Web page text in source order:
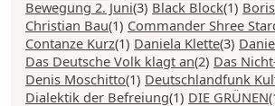
Bewegung 2. Juni(3) Black Block(1)
Christian Bau(1) Commander Shree
Contanze Kurz(1) Daniela Klette(3)
Das Deutsche Volk klagt an(2) Das
Denis Moschitto(1) Deutschlandfunk
Dialektik der Befreiung(1) DIE GRÜNEN